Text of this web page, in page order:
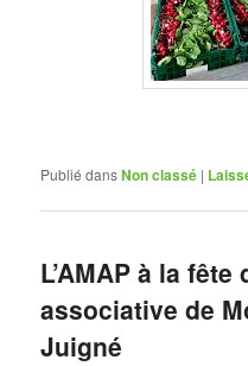
Publié dansNon classé |
L’AMAP à la fête
associative de
Juigné